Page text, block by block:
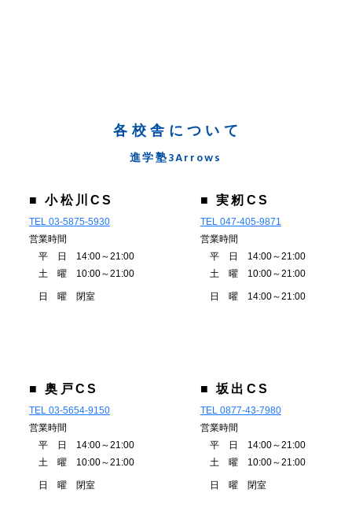
各校舎について
進学塾3Arrows
■ 小松川CS
TEL 03-5875-5930
営業時間
平 日 14:00～21:00
土 曜 10:00～21:00
日 曜 閉室
■ 実籾CS
TEL 047-405-9871
営業時間
平 日 14:00～21:00
土 曜 10:00～21:00
日 曜 14:00～21:00
■ 奥戸CS
TEL 03-5654-9150
営業時間
平 日 14:00～21:00
土 曜 10:00～21:00
日 曜 閉室
■ 坂出CS
TEL 0877-43-7980
営業時間
平 日 14:00～21:00
土 曜 10:00～21:00
日 曜 閉室